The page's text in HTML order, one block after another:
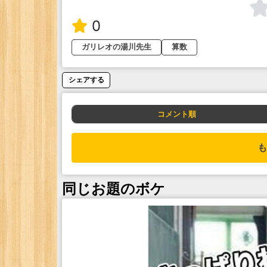
0
ガリレオの湯川先生 算数
シェアする
コメント順
同じお題のボケ